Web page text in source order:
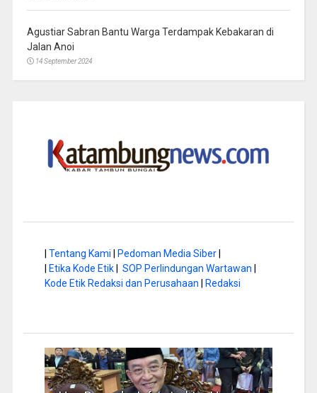
Agustiar Sabran Bantu Warga Terdampak Kebakaran di
Jalan Anoi
14 September 2024
Tentang Kami Pedoman Media Siber|
Etika Kode Etik| SOP Perlindungan Wartawan
Kode Etik Redaksi dan Perusahaan
Redaksi